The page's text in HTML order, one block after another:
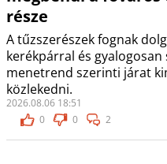
része
A tűzszerészek fognak
kerékpárral és
menetrend szerinti járat
közlekedni.
2026.08.06 18:51
0
0 2